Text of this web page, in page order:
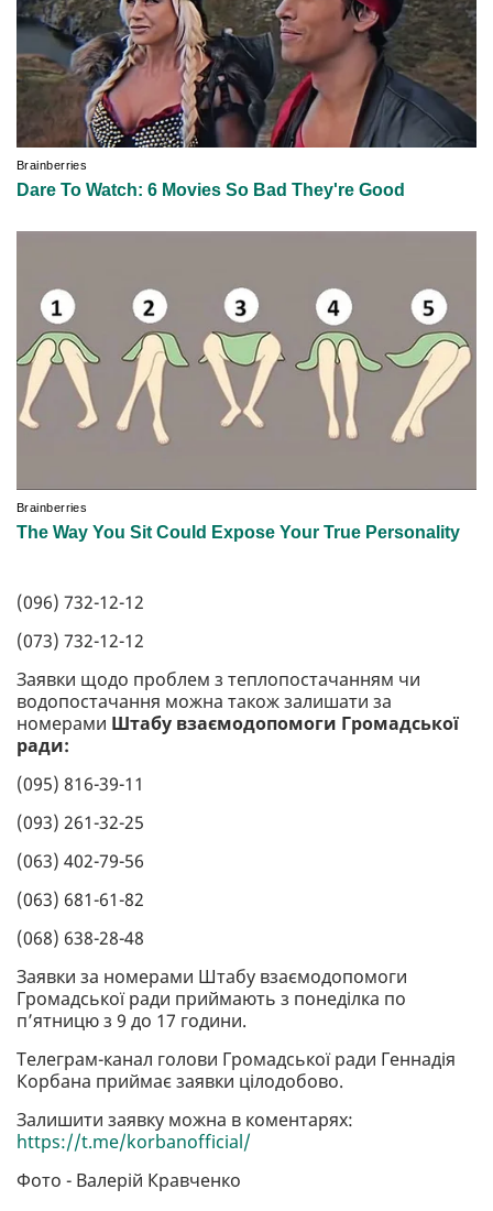
(096) 732-12-12
(073) 732-12-12
Заявки щодо проблем з теплопостачанням чи
водопостачання можна також залишати за
номерами Штабу взаємодопомоги Громадської
ради:
(095) 816-39-11
(093) 261-32-25
(063) 402-79-56
(063) 681-61-82
(068) 638-28-48
Заявки за номерами Штабу взаємодопомоги
Громадської ради приймають з понеділка по
п’ятницю з 9 до 17 години.
Телеграм-канал голови Громадської ради Геннадія
Корбана приймає заявки цілодобово.
Залишити заявку можна в коментарях:
https://t.me/korbanofficial/
Фото - Валерій Кравченко